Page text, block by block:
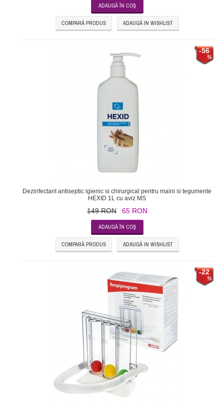
COMPARĂ PRODUS ADAUGĂ IN WISHLIST
-56
Dezinfectant antiseptic igienic si chirurgical pentru maini si tegumente
HEXID 1L cu aviz MS
149 RON 65 RON
COMPARĂ PRODUS ADAUGĂ IN WISHLIST
-22